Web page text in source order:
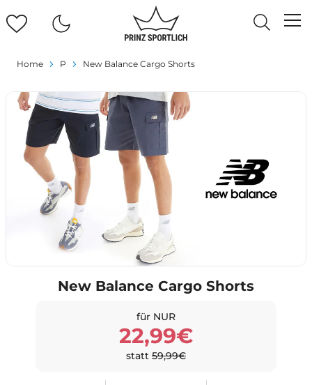
Home P New Balance Cargo Shorts
New Balance Cargo Shorts
für NUR
22,99€
statt 59,99€